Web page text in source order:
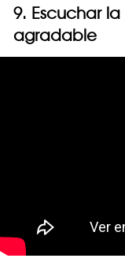
9. Escuchar
agradable